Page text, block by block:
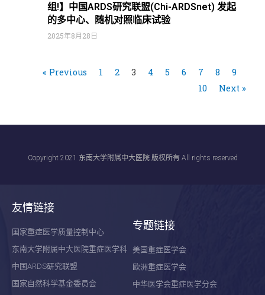
组!】中国ARDS研究联盟(Chi-ARDSnet) 发起
的多中心、随机对照临床试验
2025年8月28日
« Previous 1 2 3 4 5 6 7 8
9
10
Next »
Copyright 2021 东南大学附属中大医院 版权所有 All rights reserved
友情链接
国家重症医学质量控制中心
东南大学附属中大医院重症医学科
中国ARDS研究联盟
国家自然科学基金委员会
专题链接
美国重症医学会
欧洲重症医学会
中华医学会重症医学分会